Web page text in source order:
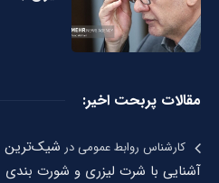
مقالات پربحت اخیر:
کارشناس روابط عمومیدر شیک‌ترین
آشنایی با شرت لیزری و شورت بندی